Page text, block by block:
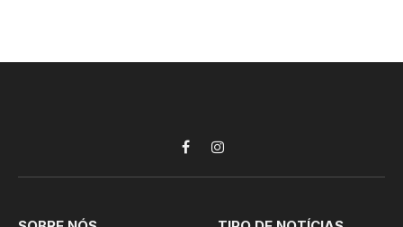
FacebookInstagram